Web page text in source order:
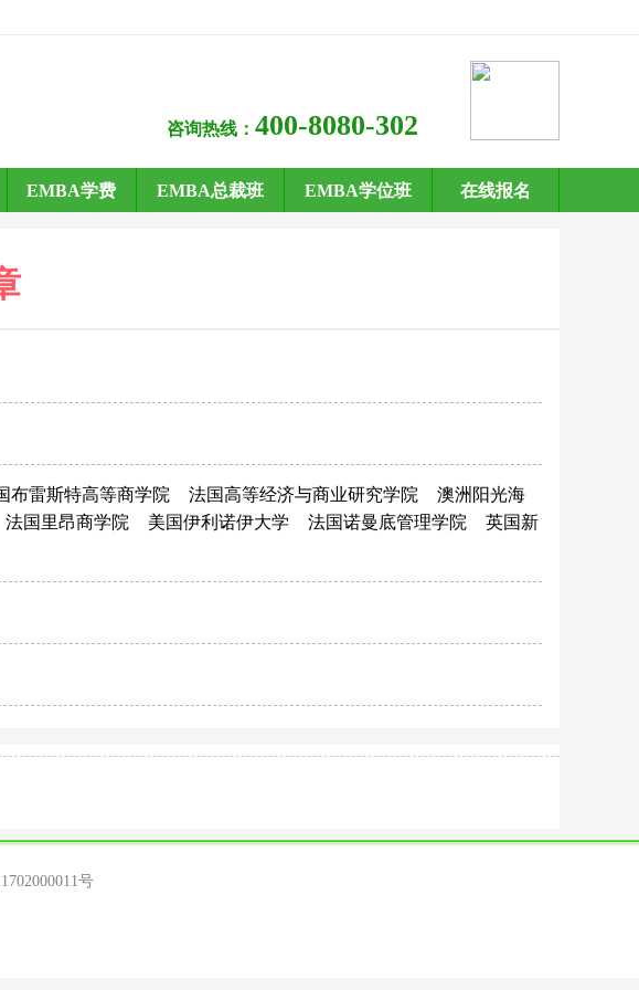
咨询热线： 400-8080-302
EMBA学费 EMBA总裁班 EMBA学位班 在线报名
布雷斯特高等商学院 法国高等经济与商业研究学院
澳洲阳光海
法国里昂商学院 美国伊利诺伊大学 法国诺曼底管理学院
英国新
号